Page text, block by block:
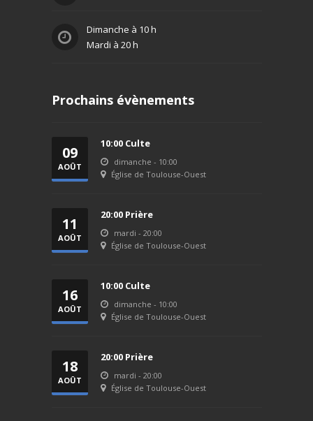
Dimanche à 10 h
Mardi à 20 h
Prochains évènements
09
AOÛT
10:00 Culte
dimanche - 10:00
Église de Toulouse-Ouest
11
AOÛT
20:00 Prière
mardi - 20:00
Église de Toulouse-Ouest
16
AOÛT
10:00 Culte
dimanche - 10:00
Église de Toulouse-Ouest
18
AOÛT
20:00 Prière
mardi - 20:00
Église de Toulouse-Ouest